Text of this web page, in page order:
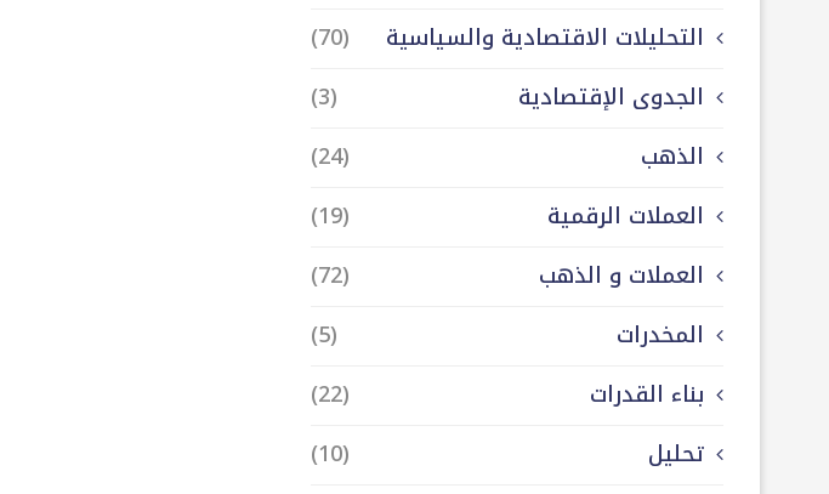
التحليلات الاقتصادية والسياسية
(70)
الجدوى الإقتصادية
(3)
الذهب
(24)
العملات الرقمية
(19)
العملات و الذهب
(72)
المخدرات
(5)
بناء القدرات
(22)
تحليل
(10)